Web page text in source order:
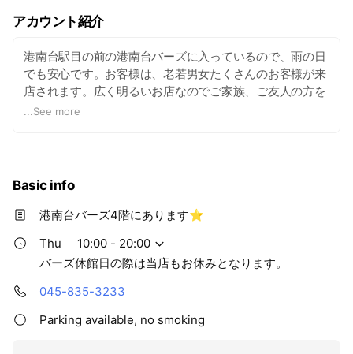
アカウント紹介
港南台駅目の前の港南台バーズに入っているので、雨の日
でも安心です。お客様は、老若男女たくさんのお客様が来
店されます。広く明るいお店なのでご家族、ご友人の方を
誘ってぜひ、お越し下さいませ。
...See more
Basic info
港南台バーズ4階にあります⭐︎
Thu
10:00 - 20:00
バーズ休館日の際は当店もお休みとなります。
045-835-3233
Parking available, no smoking